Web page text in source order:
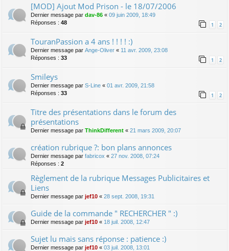
[MOD] Ajout Mod Prison - le 18/07/2006
Dernier message par dav-86 « 09 juin 2009, 18:49
Réponses : 48 1 2
TouranPassion a 4 ans ! ! ! ! :)
Dernier message par Ange-Oliver « 11 avr. 2009, 23:08
Réponses : 33 1 2
Smileys
Dernier message par S-Line « 01 avr. 2009, 21:58
Réponses : 33 1 2
Titre des présentations dans le forum des
présentations
Dernier message par ThinkDifferent « 21 mars 2009, 20:07
création rubrique ?: bon plans annonces
Dernier message par fabricox « 27 nov. 2008, 07:24
Réponses : 2
Règlement de la rubrique Messages Publicitaires et
Liens
Dernier message par jef10 « 28 sept. 2008, 19:31
Guide de la commande " RECHERCHER " :)
Dernier message par jef10 « 18 juil. 2008, 12:47
Sujet lu mais sans réponse : patience :)
Dernier message par jef10 « 03 juil. 2008, 13:01